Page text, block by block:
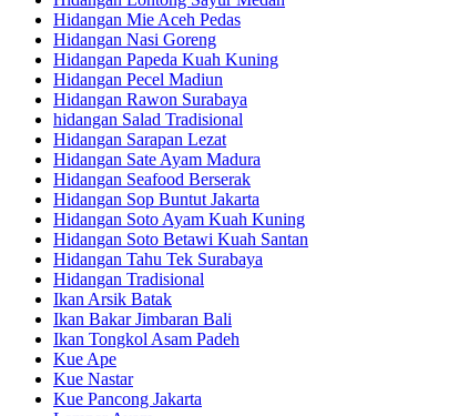
Hidangan Mie Aceh Pedas
Hidangan Nasi Goreng
Hidangan Papeda Kuah Kuning
Hidangan Pecel Madiun
Hidangan Rawon Surabaya
hidangan Salad Tradisional
Hidangan Sarapan Lezat
Hidangan Sate Ayam Madura
Hidangan Seafood Berserak
Hidangan Sop Buntut Jakarta
Hidangan Soto Ayam Kuah Kuning
Hidangan Soto Betawi Kuah Santan
Hidangan Tahu Tek Surabaya
Hidangan Tradisional
Ikan Arsik Batak
Ikan Bakar Jimbaran Bali
Ikan Tongkol Asam Padeh
Kue Ape
Kue Nastar
Kue Pancong Jakarta